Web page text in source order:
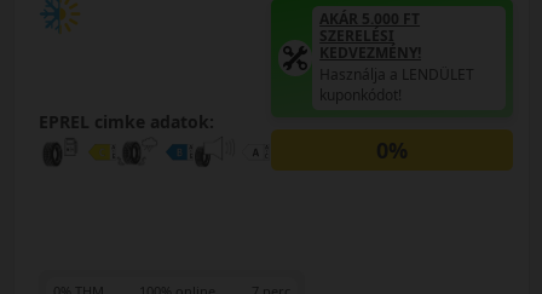
EPREL cimke adatok:
AKÁR 5.000 FT
SZERELÉSI
KEDVEZMÉNY!
Használja a LENDÜLET
kuponkódot!
0%